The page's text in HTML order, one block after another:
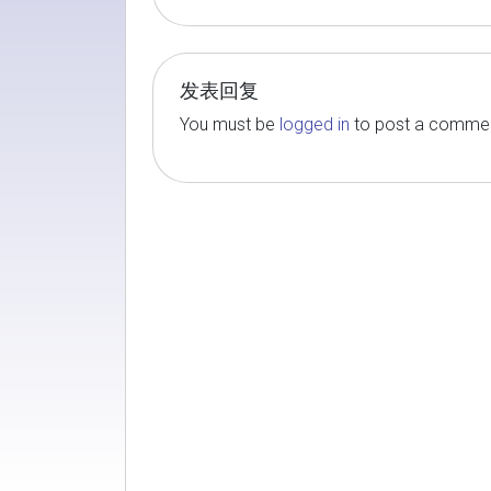
发表回复
You must be logged in to post a